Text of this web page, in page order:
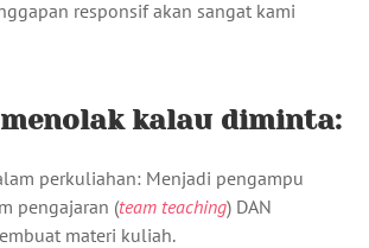
responsif akan sangat kami
kalau diminta:
perkuliahan: Menjadi pengampu
pengajaran (team teaching) DAN
materi kuliah.